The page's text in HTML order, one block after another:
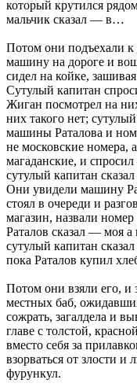
который крутился
мальчик сказал — в…
Потом они подъехали
машину на дороге и
сидел на койке,
Сутулый капитан
Жиган посмотрел на
них такого нет;
машины Раталова и
не московские номера,
магаданские, и
сутулый капитан
Они увидели машину
стоял в очереди и
магазин, назвали
Раталов сказал — моя
сутулый капитан
пока Раталов купил
Потом они взяли его, и
местных баб,
сожрать, загалдела и
главе с толстой,
вместо себя за
взорваться от злости
фурункул.